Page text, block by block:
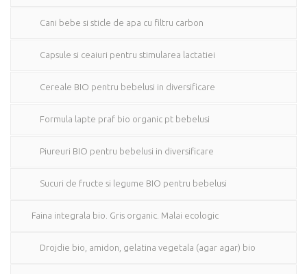
Cani bebe si sticle de apa cu filtru carbon
Capsule si ceaiuri pentru stimularea lactatiei
Cereale BIO pentru bebelusi in diversificare
Formula lapte praf bio organic pt bebelusi
Piureuri BIO pentru bebelusi in diversificare
Sucuri de fructe si legume BIO pentru bebelusi
Faina integrala bio. Gris organic. Malai ecologic
Drojdie bio, amidon, gelatina vegetala (agar agar) bio